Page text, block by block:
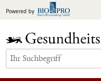
Inhalt
Powered by